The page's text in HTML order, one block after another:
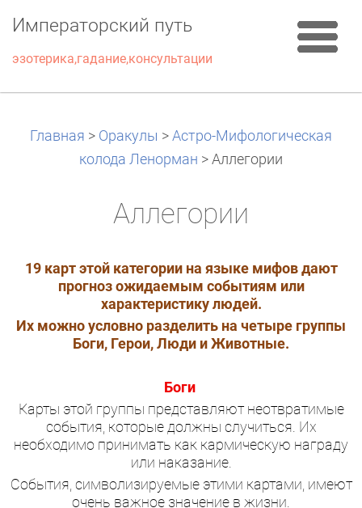
Императорский путь
эзотерика,гадание,консультации
Главная > Оракулы > Астро-Мифологическая
колода Ленорман > Аллегории
Аллегории
19 карт этой категории на языке мифов дают
прогноз ожидаемым событиям или
характеристику людей.
Их можно условно разделить на четыре группы
Боги, Герои, Люди и Животные.
Боги
Карты этой группы представляют неотвратимые
события, которые должны случиться. Их
необходимо принимать как кармическую награду
или наказание.
События, символизируемые этими картами, имеют
очень важное значение в жизни.